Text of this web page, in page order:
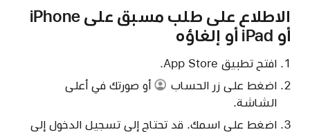
الاطلاع على طلب مسبق على iPhone
أو iPad أو إلغاؤه
افتح تطبيق App Store.
اضغط على زر الحساب
أو صورتك في أعلى
الشاشة.
اضغط على اسمك. قد تحتاج إلى تسجيل الدخول إلى